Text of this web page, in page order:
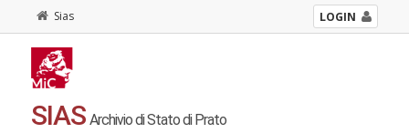
Sias LOGIN
SIAS Archivio di Stato di Prato